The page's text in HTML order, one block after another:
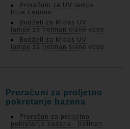
Proračuni za UV lampe
Blue Lagoon
Budžeti za Midas UV
lampe za tretman slane vode
Budžeti za Midas UV
lampe za tretman slane vode
Proračuni za proljetno
pokretanje bazena
Proračun za proljetno
pokretanje bazena - tretman